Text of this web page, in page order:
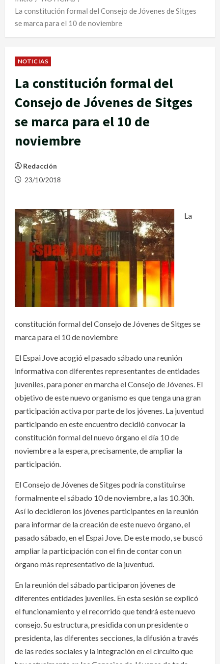
La constitución formal del Consejo de Jóvenes de Sitges
se marca para el 10 de noviembre
NOTICIAS
La constitución formal del
Consejo de Jóvenes de Sitges
se marca para el 10 de
noviembre
Redacción
23/10/2018
La
constitución formal del Consejo de Jóvenes de Sitges se
marca para el 10 de noviembre
El Espai Jove acogió el pasado sábado una reunión
informativa con diferentes representantes de entidades
juveniles, para poner en marcha el Consejo de Jóvenes. El
objetivo de este nuevo organismo es que tenga una gran
participación activa por parte de los jóvenes. La juventud
participando en este encuentro decidió convocar la
constitución formal del nuevo órgano el día 10 de
noviembre a la espera, precisamente, de ampliar la
participación.
El Consejo de Jóvenes de Sitges podría constituirse
formalmente el sábado 10 de noviembre, a las 10.30h.
Así lo decidieron los jóvenes participantes en la reunión
para informar de la creación de este nuevo órgano, el
pasado sábado, en el Espai Jove. De este modo, se buscó
ampliar la participación con el fin de contar con un
órgano más representativo de la juventud.
En la reunión del sábado participaron jóvenes de
diferentes entidades juveniles. En esta sesión se explicó
el funcionamiento y el recorrido que tendrá este nuevo
consejo. Su estructura, presidida con un presidente o
presidenta, las diferentes secciones, la difusión a través
de las redes sociales y la integración en el circuito que